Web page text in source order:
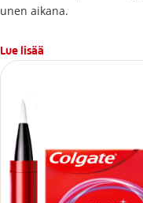
unen aikana.
Lue lisää